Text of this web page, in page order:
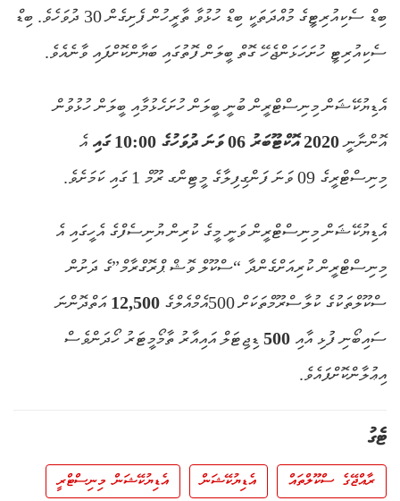
ބިޑް ސެކިއުރިޓީގެ މުއްދަތަކީ ބިޑް ހުޅުވާ ތާރީހުން ފެށިގެން 30 ދުވަހެވެ. ބިޑް
ސެކިއުރިޓީ ހުށަހަޅަންޖެހޭ ގޮތް ބީލަން ފޮތުގައި ބަޔާންކޮށްފައި ވާނެއެވެ.
އެޑިޔުކޭޝަން މިނިސްޓްރީން ބުނީ ބީލަން ހުށަހެޅުމާއި ބީލަން ހުޅުވުން
އޮންނާނީ2020 އޮކްޓޫބަރު 06 ވަނަ ދުވަހުގެ 10:00 ގައިއެ
މިނިސްޓްރީގެ 09 ވަނަ ފަންގިފިލާގެ މީޓިންގ ރޫމް 1 ގައި ކަމަށެވެ.
އެޑިޔުކޭޝަން މިނިސްޓްރީން ވަނީ މީގެ ކުރިން ޔުނިސެފްގެ އެހީގައި އެ
މިނިސްޓްރީން ކުރިއަށްގެންދާ “ސްކޫލް ވޮޝް ޕްރޮގްރާމް”ގެ ދަށުން
ސްކޫލްތަކުގެ ކުލާސްރޫމްތަކަށް 500އެމްއެލްގެ
12,500 އަތްދޮންނަ
ސައިބޯނި ފުޅި އާއި 500 ޑިޖިޓަލް އައިއާރު ތާމޯމީޓަރު ހޯދަންވެސް
އިޢުލާންކޮށްފައެވެ.
ޓެގު
ރާއްޖޭގެ ސްކޫލްތައް އެޑިޔުކޭޝަން އެޑިޔުކޭޝަން މިނިސްޓްރީ